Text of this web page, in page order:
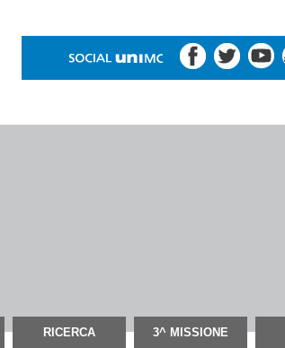
RICERCA 3^ MISSIONE